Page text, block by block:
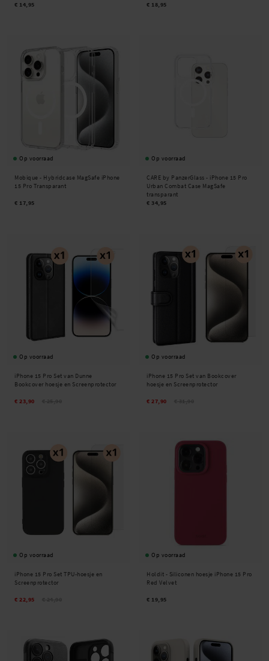
€ 14,95 € 18,95
Op voorraad
Mobique - Hybridcase MagSafe iPhone
15 Pro Transparant
€ 17,95
Op voorraad
CARE by PanzerGlass - iPhone 15 Pro
Urban Combat Case MagSafe
transparant
€ 34,95
Op voorraad
iPhone 15 Pro Set van Dunne
Bookcover hoesje en Screenprotector
€ 23,90
Op voorraad
iPhone 15 Pro Set van Bookcover
hoesje en Screenprotector
€ 27,90
Op voorraad
iPhone 15 Pro Set TPU-hoesje en
Screenprotector
€ 22,95
Op voorraad
Holdit - Siliconen hoesje iPhone 15 Pro
Red Velvet
€ 19,95